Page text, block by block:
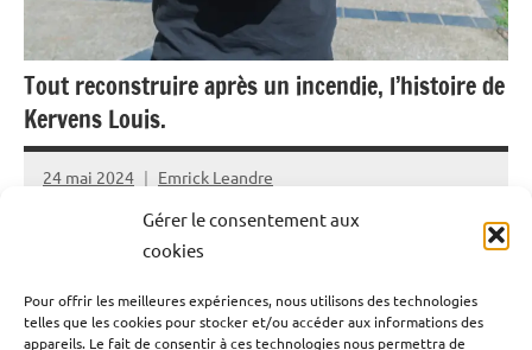
Gérer le consentement aux
cookies
Pour offrir les meilleures expériences, nous utilisons des technologies
telles que les cookies pour stocker et/ou accéder aux informations des
appareils. Le fait de consentir à ces technologies nous permettra de
Tout reconstruire après un incendie, l’histoire de
Kervens Louis.
24 mai 2024 Emrick Leandre
Le dimanche 5 mai 2024, un incendie est déclaré à la rue
l’intervention des pompiers, six bâtiments sont détruits
et de soldats du feu son blessés. Kervens Louis, un